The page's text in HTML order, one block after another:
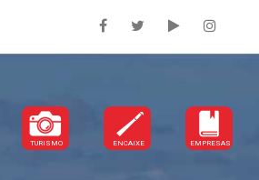
TURISMO ENCAIXE EMPRESAS